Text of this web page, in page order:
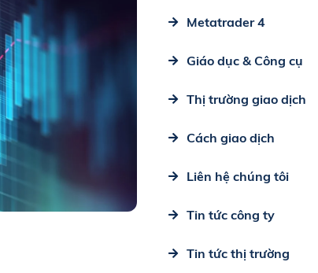
Metatrader 4
Giáo dục & Công cụ
Thị trường giao dịch
Cách giao dịch
Liên hệ chúng tôi
Tin tức công ty
Tin tức thị trường